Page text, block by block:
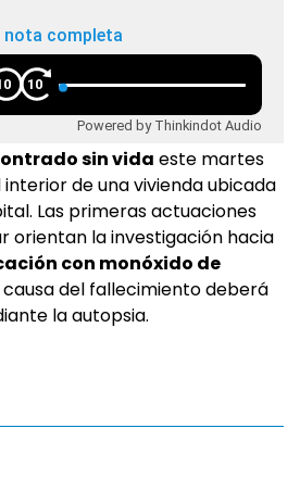
nota completa
10
Powered by Thinkindot Audio
sin vida este martes
de una vivienda ubicada
Las primeras actuaciones
orientan la investigación hacia
con monóxido de
causa del fallecimiento deberá
la autopsia.